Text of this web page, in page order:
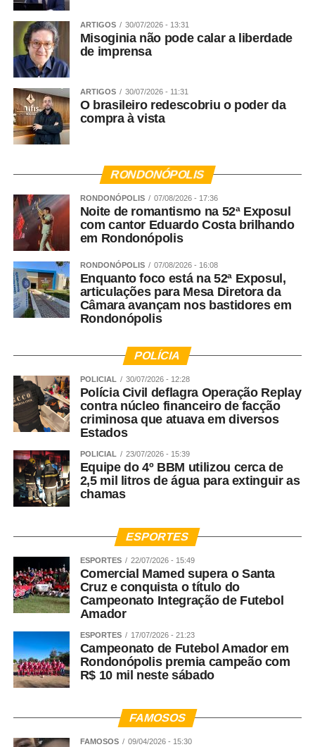
ARTIGOS 30/07/2026 - 13:31
Misoginia não pode calar a liberdade
de imprensa
ARTIGOS 30/07/2026 - 11:31
O brasileiro redescobriu o poder da
compra à vista
RONDONÓPOLIS
RONDONÓPOLIS 07/08/2026 - 17:36
Noite de romantismo na 52ª Exposul
com cantor Eduardo Costa brilhando
em Rondonópolis
RONDONÓPOLIS 07/08/2026 - 16:08
Enquanto foco está na 52ª Exposul,
articulações para Mesa Diretora da
Câmara avançam nos bastidores em
Rondonópolis
POLÍCIA
POLICIAL 30/07/2026 - 12:28
Polícia Civil deflagra Operação Replay
contra núcleo financeiro de facção
criminosa que atuava em diversos
Estados
POLICIAL 23/07/2026 - 15:39
Equipe do 4º BBM utilizou cerca de
2,5 mil litros de água para extinguir as
chamas
ESPORTES
ESPORTES 22/07/2026 - 15:49
Comercial Mamed supera o Santa
Cruz e conquista o título do
Campeonato Integração de Futebol
Amador
ESPORTES 17/07/2026 - 21:23
Campeonato de Futebol Amador em
Rondonópolis premia campeão com
R$ 10 mil neste sábado
FAMOSOS
FAMOSOS 09/04/2026 - 15:30